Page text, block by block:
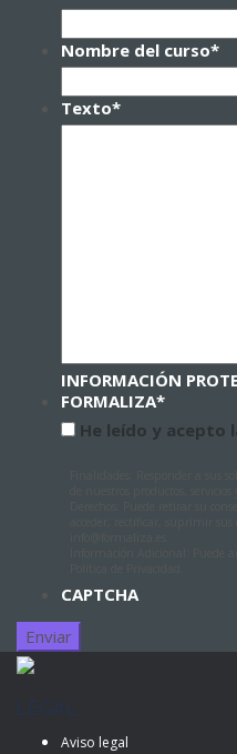
Nombre del curso*
Texto*
INFORMACIÓN
FORMALIZA*
He leído y acepto
CAPTCHA
Aviso legal